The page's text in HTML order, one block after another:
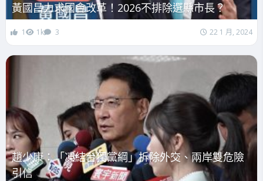
黃國昌力求國會改革！2026不排除選縣市長？
1 1k 3 22 1 月, 2024
趙少康：「凍結台獨黨綱」拆除外交、兩岸雙危險
引信